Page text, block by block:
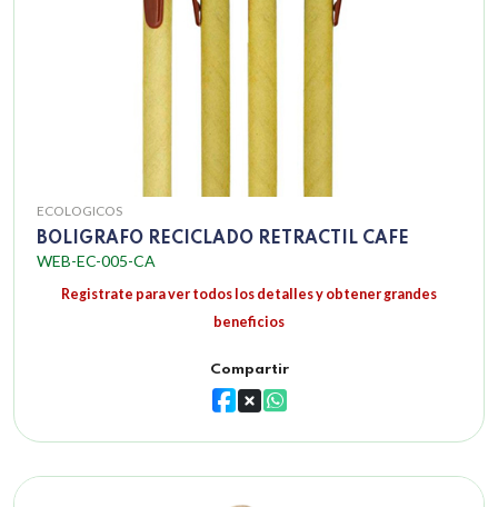
ECOLOGICOS
BOLIGRAFO RECICLADO RETRACTIL CAFE
WEB-EC-005-CA
Registrate para ver todos los detalles y obtener grandes
beneficios
Compartir